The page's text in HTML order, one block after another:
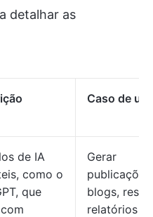
detalhar as
Caso de
de IA
como o
que
Gerar
blogs,
relatórios e